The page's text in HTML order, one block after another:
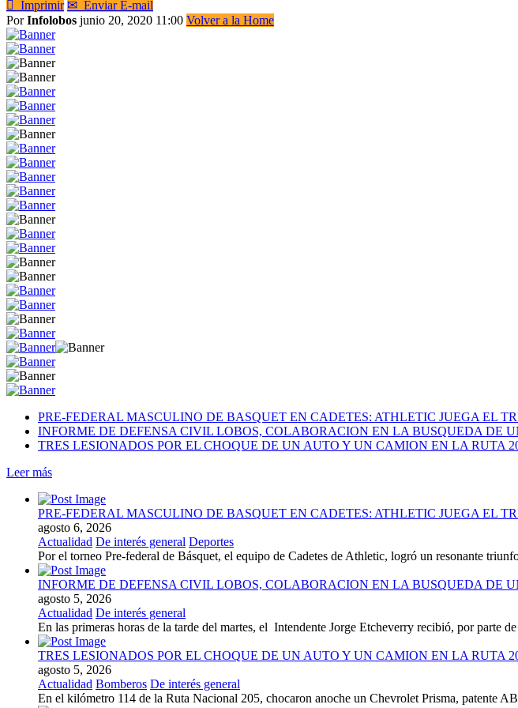
 Imprimir ✉ Enviar E-mail
PorInfolobos junio 20, 2020 11:00 Volver a la Home
PRE-FEDERAL MASCULINO DE BASQUET EN CADETES: ATHLETIC JUEGA EL
INFORME DE DEFENSA CIVIL LOBOS, COLABORACION EN LA BUSQUEDA DE
TRES LESIONADOS POR EL CHOQUE DE UN AUTO Y UN CAMION EN LA RUTA
Leer más
PRE-FEDERAL MASCULINO DE BASQUET EN CADETES: ATHLETIC JUEGA EL
agosto 6, 2026
Actualidad De interés general Deportes
Por el torneo Pre-federal de Básquet, el equipo de Cadetes de Athletic, logró un resonante
INFORME DE DEFENSA CIVIL LOBOS, COLABORACION EN LA BUSQUEDA DE
agosto 5, 2026
Actualidad De interés general
En las primeras horas de la tarde del martes, el Intendente Jorge Etcheverry recibió, por parte
TRES LESIONADOS POR EL CHOQUE DE UN AUTO Y UN CAMION EN LA RUTA
agosto 5, 2026
Actualidad Bomberos De interés general
En el kilómetro 114 de la Ruta Nacional 205, chocaron anoche un Chevrolet Prisma, patente